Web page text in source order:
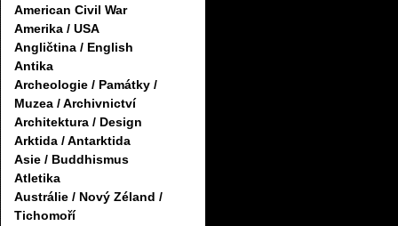
American Civil War
Amerika / USA
Angličtina / English
Antika
Archeologie / Památky /
Muzea / Archivnictví
Architektura / Design
Arktida / Antarktida
Asie / Buddhismus
Atletika
Austrálie / Nový Zéland /
Tichomoří